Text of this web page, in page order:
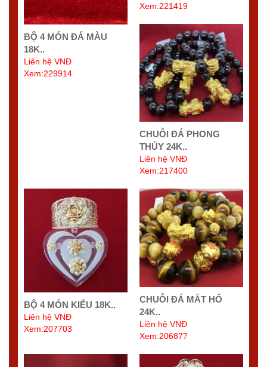
BỘ 4 MÓN ĐÁ MÀU
18K..
Liên hệ VNĐ
Xem:229914
Xem:221419
CHUỖI ĐÁ PHONG
THỦY 24K..
Liên hệ VNĐ
Xem:217400
BỘ 4 MÓN KIỂU 18K..
Liên hệ VNĐ
Xem:207703
CHUỖI ĐÁ MẮT HỔ
24K..
Liên hệ VNĐ
Xem:206877